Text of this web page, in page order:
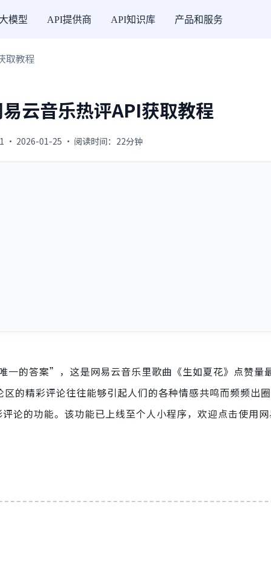
模型 API提供商 API知识库 产品和服务
取教程
云音乐热评API获取教程
· 2026-01-25 · 阅读时间：22分钟
一的答案”，这是网易云音乐里歌曲《生如夏花》点赞量
的精彩评论往往能够引起人们的各种情感共鸣而频频出
论的功能。该功能已上线至个人小程序，欢迎点击使用